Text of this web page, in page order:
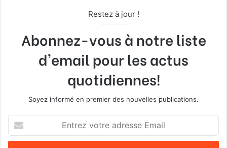
Restez à jour !
Abonnez-vous à notre liste
d'email pour les actus
quotidiennes!
Soyez informé en premier des nouvelles publications.
t